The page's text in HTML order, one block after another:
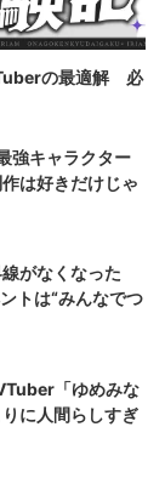
の最適解 必
強キャラクター
は好きだけじゃ
がなくなった
トは“みんなでつ
「ゆめみな
に人間らしすぎ